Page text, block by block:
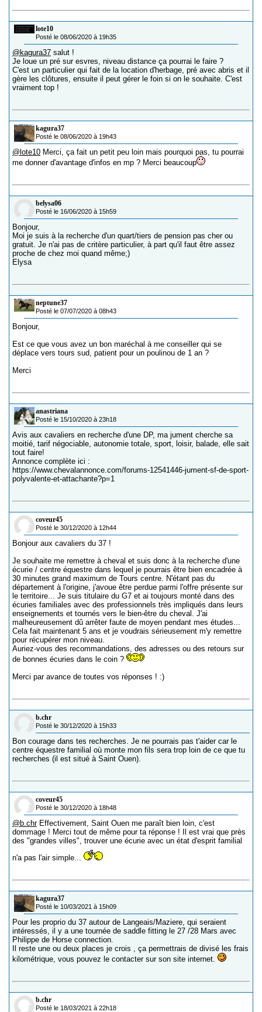
lote10
Posté le 08/06/2020 à 19h35
@kagura37 salut !
Je loue un pré sur esvres, niveau distance ça pourrai le faire ?
C'est un particulier qui fait de la location d'herbage, pré avec abris et il
gère les clôtures, ensuite il peut gérer le foin si on le souhaite. C'est
vraiment top !
kagura37
Posté le 08/06/2020 à 19h43
@lote10 Merci, ça fait un petit peu loin mais pourquoi pas, tu pourrai
me donner d'avantage d'infos en mp ? Merci beaucoup
belysa06
Posté le 16/06/2020 à 15h59
Bonjour,
Moi je suis à la recherche d'un quart/tiers de pension pas cher ou
gratuit. Je n'ai pas de critère particulier, à part qu'il faut être assez
proche de chez moi quand même;)
Elysa
neptune37
Posté le 07/07/2020 à 08h43
Bonjour,
Est ce que vous avez un bon maréchal à me conseiller qui se
déplace vers tours sud, patient pour un poulinou de 1 an ?
Merci
anastriana
Posté le 15/10/2020 à 23h18
Avis aux cavaliers en recherche d'une DP, ma jument cherche sa
moitié, tarif négociable, autonomie totale, sport, loisir, balade, elle sait
tout faire!
Annonce complète ici :
https://www.chevalannonce.com/forums-12541446-jument-sf-de-sport-
polyvalente-et-attachante?p=1
coveur45
Posté le 30/12/2020 à 12h44
Bonjour aux cavaliers du 37 !
Je souhaite me remettre à cheval et suis donc à la recherche d'une
écurie / centre équestre dans lequel je pourrais être bien encadrée à
30 minutes grand maximum de Tours centre. N'étant pas du
département à l'origine, j'avoue être perdue parmi l'offre présente sur
le territoire... Je suis titulaire du G7 et ai toujours monté dans des
écuries familiales avec des professionnels très impliqués dans leurs
enseignements et tournés vers le bien-être du cheval. J'ai
malheureusement dû arrêter faute de moyen pendant mes études...
Cela fait maintenant 5 ans et je voudrais sérieusement m'y remettre
pour récupérer mon niveau.
Auriez-vous des recommandations, des adresses ou des retours sur
de bonnes écuries dans le coin ?
Merci par avance de toutes vos réponses ! :)
b.chr
Posté le 30/12/2020 à 15h33
Bon courage dans tes recherches. Je ne pourrais pas t'aider car le
centre équestre familial où monte mon fils sera trop loin de ce que tu
recherches (il est situé à Saint Ouen).
coveur45
Posté le 30/12/2020 à 18h48
@b.chr Effectivement, Saint Ouen me paraît bien loin, c'est
dommage ! Merci tout de même pour ta réponse ! Il est vrai que près
des "grandes villes", trouver une écurie avec un état d'esprit familial
n'a pas l'air simple...
kagura37
Posté le 10/03/2021 à 15h09
Pour les proprio du 37 autour de Langeais/Maziere, qui seraient
intéressés, il y a une tournée de saddle fitting le 27 /28 Mars avec
Philippe de Horse connection.
Il reste une ou deux places je crois , ça permettrais de divisé les frais
kilométrique, vous pouvez le contacter sur son site internet.
b.chr
Posté le 18/03/2021 à 22h18